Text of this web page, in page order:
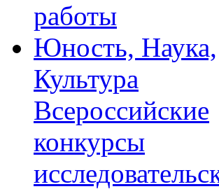
работы
Юность, Наука,
Культура
Всероссийские
конкурсы